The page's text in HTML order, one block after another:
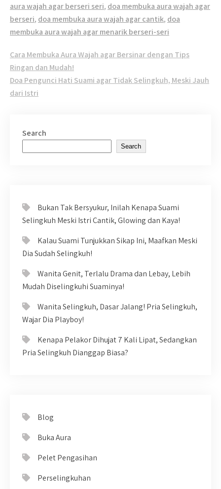
aura wajah agar berseri seri, doa membuka aura wajah agar
berseri, doa membuka aura wajah agar cantik, doa
membuka aura wajah agar menarik berseri-seri
Post
navigation
Cara Membuka Aura Wajah agar Bersinar dengan Tips
Ringan dan Mudah!
Doa Pengunci Hati Suami agar Tidak Selingkuh, Meski Jauh
dari Istri
Search
Search
Bukan Tak Bersyukur, Inilah Kenapa Suami
Selingkuh Meski Istri Cantik, Glowing dan Kaya!
Kalau Suami Tunjukkan Sikap Ini, Maafkan Meski
Dia Sudah Selingkuh!
Wanita Genit, Terlalu Drama dan Lebay, Lebih
Mudah Diselingkuhi Suaminya!
Wanita Selingkuh, Dasar Jalang! Pria Selingkuh,
Wajar Dia Playboy!
Kenapa Pelakor Dihujat 7 Kali Lipat, Sedangkan
Pria Selingkuh Dianggap Biasa?
Blog
Buka Aura
Pelet Pengasihan
Perselingkuhan